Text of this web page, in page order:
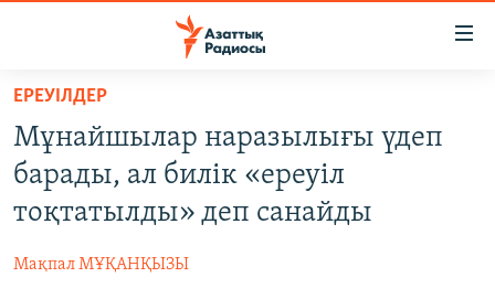
Skip
main
content
main
САЯСАТ
AZATTYQTV
АДАМ ҚҰҚЫҚТАРЫ
ЕРЕУІЛДЕР
Мұнайшылар наразылығы үдеп
барады, ал билік «ереуіл
тоқтатылды» деп санайды
Мақпал МҰҚАНҚЫЗЫ